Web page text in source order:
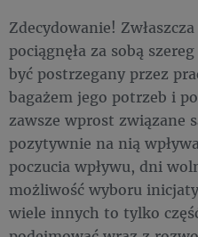
Zdecydowanie!
pociągnęła za sobą
być postrzegany przez
bagażem jego potrzeb i
zawsze wprost związane
pozytywnie na nią
poczucia wpływu, dni
możliwość wyboru
wiele innych to tylko